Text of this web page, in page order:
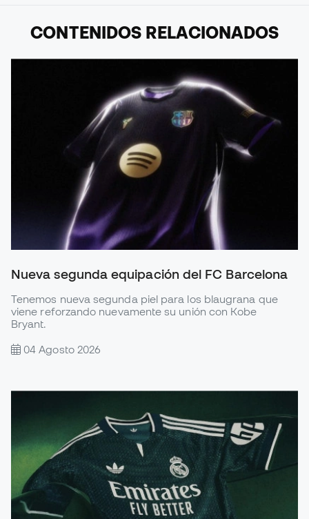
CONTENIDOS RELACIONADOS
Nueva segunda equipación del FC Barcelona
Tenemos nueva segunda piel para los blaugrana que
viene reforzando nuevamente su unión con Kobe
Bryant.
04 Agosto 2026